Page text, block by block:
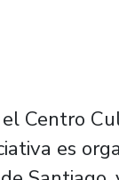
Centro
es